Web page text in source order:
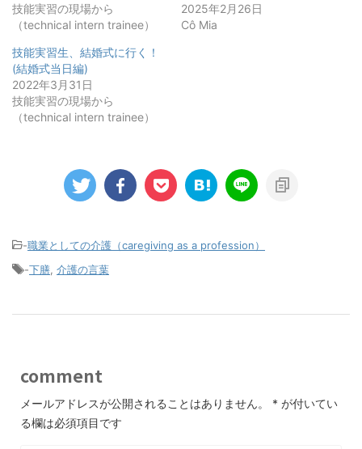
技能実習の現場から
（technical intern trainee）
2025年2月26日
Cô Mia
技能実習生、結婚式に行く！
(結婚式当日編)
2022年3月31日
技能実習の現場から
（technical intern trainee）
-職業としての介護（caregiving as a profession）
-下膳 介護の言葉
comment
メールアドレスが公開されることはありません。 * が付いてい
る欄は必須項目です